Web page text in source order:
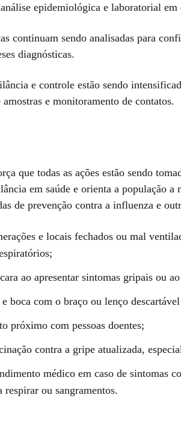
epidemiológica e laboratorial em
continuam sendo analisadas para
diagnósticas.
e controle estão sendo
amostras e monitoramento de contatos.
que todas as ações estão sendo
em saúde e orienta a população a
de prevenção contra a influenza e
e locais fechados ou mal
ao apresentar sintomas gripais ou
boca com o braço ou lenço
próximo com pessoas doentes;
contra a gripe atualizada,
médico em caso de sintomas
ou sangramentos.